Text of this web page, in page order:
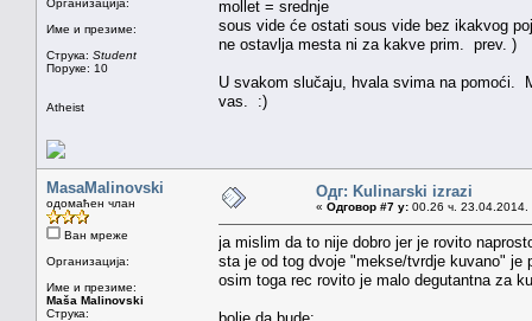
Организација:
Име и презиме:
Струка: Student
Поруке: 10
Atheist
mollet = srednje
sous vide će ostati sous vide bez ikakvog
ne ostavlja mesta ni za kakve prim. prev. )
U svakom slučaju, hvala svima na pomoći.
vas. :)
MasaMalinovski
одомаћен члан
Ван мреже
Организација:
Име и презиме:
Maša Malinovski
Струка:
Одг: Kulinarski izrazi
« Одговор #7 у: 00.26 ч. 23.04.2014.
ja mislim da to nije dobro jer je rovito
sta je od tog dvoje "mekse/tvrdje kuvano" je
osim toga rec rovito je malo degutantna za